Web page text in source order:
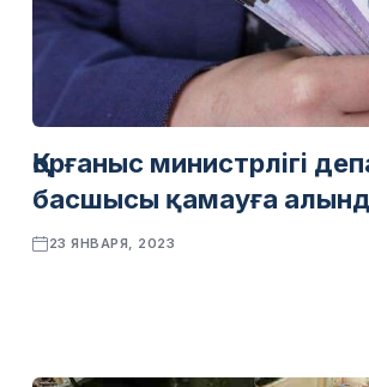
Қорғаныс министрлігі
басшысы қамауға
23 ЯНВАРЯ, 2023